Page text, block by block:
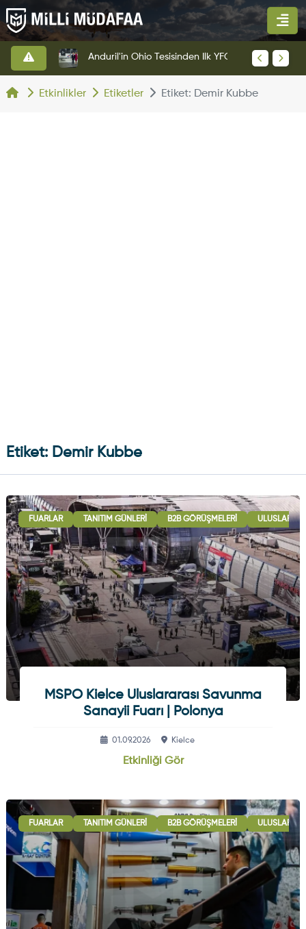
Etkinlikler Etiketler Etiket: Demir Kubbe
Etiket: Demir Kubbe
FUARLAR TANITIM GÜNLERI B2B GÖRÜŞMELERI
MSPO Kielce Uluslararası Savunma
Sanayii Fuarı | Polonya
01.09.2026 Kielce
Etkinliği Gör
FUARLAR TANITIM GÜNLERI B2B GÖRÜŞMELERI